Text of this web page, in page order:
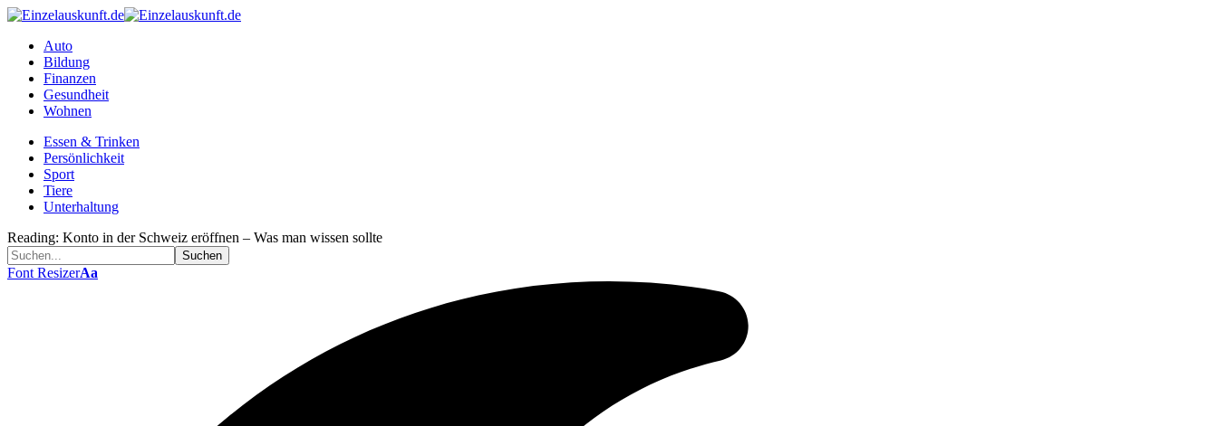
Auto
Bildung
Finanzen
Gesundheit
Wohnen
Essen & Trinken
Persönlichkeit
Sport
Tiere
Unterhaltung
Reading: Konto in der Schweiz eröffnen – Was man wissen sollte
Font ResizerAa